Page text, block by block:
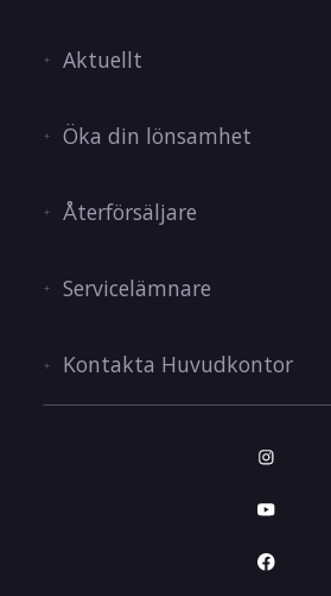
Aktuellt
Öka din lönsamhet
Återförsäljare
Servicelämnare
Kontakta Huvudkontor